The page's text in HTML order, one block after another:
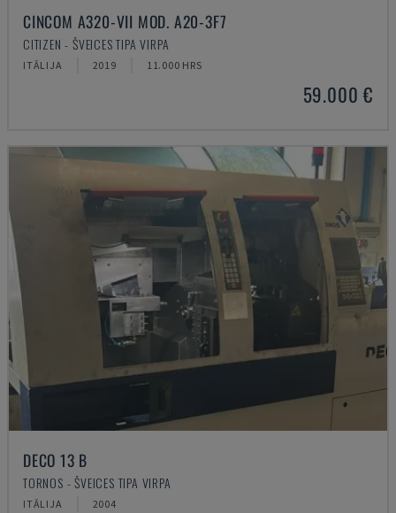
CINCOM A320-VII MOD. A20-3F7
CITIZEN - ŠVEICES TIPA VIRPA
ITĀLIJA 2019 11.000 HRS
59.000 €
DECO 13 B
TORNOS - ŠVEICES TIPA VIRPA
ITĀLIJA 2004